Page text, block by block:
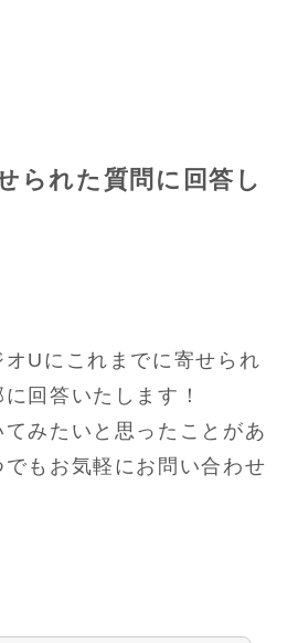
られた質問に回答し
Uにこれまでに寄せられ
回答いたします！
みたいと思ったことがあ
でもお気軽にお問い合わせ